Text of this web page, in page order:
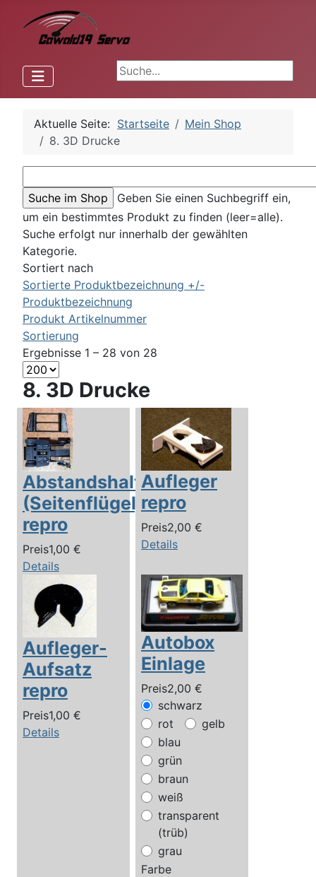
Aktuelle Seite: Startseite
Mein Shop
8. 3D Drucke
Geben Sie einen Suchbegriff ein,
um ein bestimmtes Produkt zu finden (leer=alle).
Suche erfolgt nur innerhalb der gewählten
Kategorie.
Sortiert nach
Sortierte Produktbezeichnung +/-
Produktbezeichnung
Produkt Artikelnummer
Sortierung
Ergebnisse 1 – 28 von 28
8. 3D Drucke
Abstandshalter
(Seitenflügel)
repro
Preis1,00 €
Details
Aufleger
repro
Preis2,00 €
Details
Aufleger-
Aufsatz
repro
Preis1,00 €
Details
Autobox
Einlage
Preis2,00 €
schwarz
rot
gelb
blau
grün
braun
weiß
transparent
(trüb)
grau
Farbe